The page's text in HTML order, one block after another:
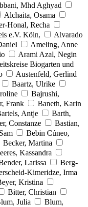
Mhd Aghyad
Alchaita, Osama
Honal, Recha
e.V. Köln,
Alvarado
Ameling, Anne
Arami Azal, Negin
Biogarten und
Austenfeld, Gerlind
Baartz, Ulrike
Bajrushi,
Frank
Baneth, Karin
Antje
Barth,
Constanze
Bastian,
Bebin Cúneo,
Becker, Martina
Kassandra
Larissa
Berg-
Kimeridze, Irma
Kristina
Bitter, Christian
Julia
Blum,